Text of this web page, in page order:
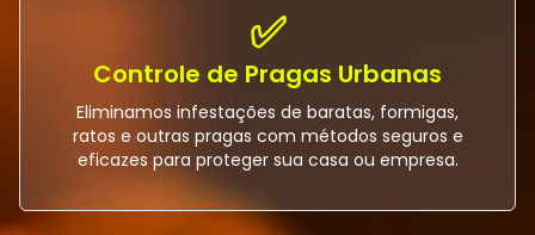
✅
Controle de Pragas Urbanas
Eliminamos infestações de baratas, formigas,
ratos e outras pragas com métodos seguros e
eficazes para proteger sua casa ou empresa.